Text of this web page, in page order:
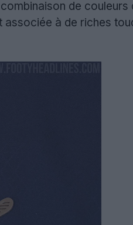
de couleurs
associée à de riches